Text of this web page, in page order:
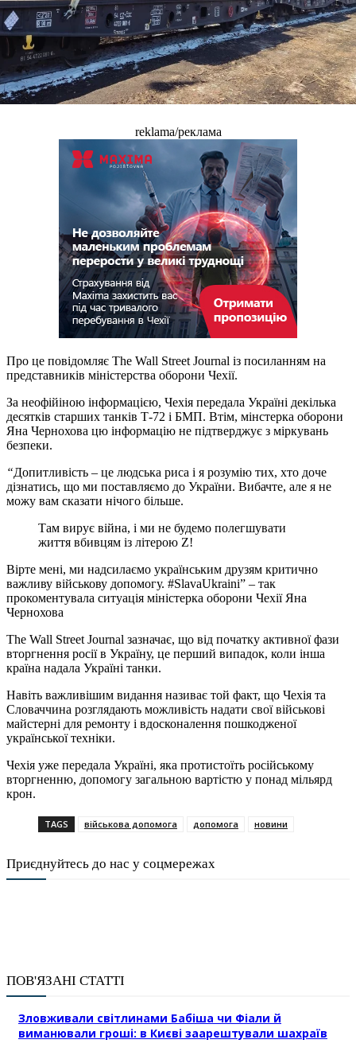
reklama/реклама
Про це повідомляє The Wall Street Journal із посиланням на
представників міністерства оборони Чехії.
За неофійіною інформацією, Чехія передала Україні декілька
десятків старших танків Т-72 і БМП. Втім, мінстерка оборони
Яна Чернохова цю інформацію не підтверджує з міркувань
безпеки.
“Допитливість – це людська риса і я розумію тих, хто доче
дізнатись, що ми поставляємо до України. Вибачте, але я не
можу вам сказати нічого більше.
Там вирує війна, і ми не будемо полегшувати
життя вбивцям із літерою Z!
Вірте мені, ми надсилаємо українським друзям критично
важливу військову допомогу. #SlavaUkraini” – так
прокоментувала ситуація міністерка оборони Чехії Яна
Чернохова
The Wall Street Journal зазначає, що від початку активної фази
вторгнення росії в Україну, це перший випадок, коли інша
країна надала Україні танки.
Навіть важливішим видання називає той факт, що Чехія та
Словаччина розглядають можливість надати свої військові
майстерні для ремонту і вдосконалення пошкодженої
української техніки.
Чехія уже передала Україні, яка протистоїть російському
вторгненню, допомогу загальною вартістю у понад мільярд
крон.
TAGS військова допомога допомога новини
Приєднуйтесь до нас у соцмережах
ПОВ'ЯЗАНІ СТАТТІ
Зловживали світлинами Бабіша чи Фіали й
виманювали гроші: в Києві заарештували шахраїв